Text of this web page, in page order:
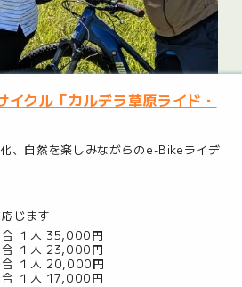
イクル「カルデラ草原ライド・
、自然を楽しみながらのe-Bikeライデ
じます
合 １人 35,000円
合 １人 23,000円
合 １人 20,000円
合 １人 17,000円